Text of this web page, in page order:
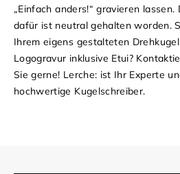
„Einfach anders!“ gravieren
dafür ist neutral gehalten worden.
Ihrem eigens gestalteten
Logogravur inklusive Etui?
Sie gerne! Lerche: ist Ihr Experte
hochwertige Kugelschreiber.